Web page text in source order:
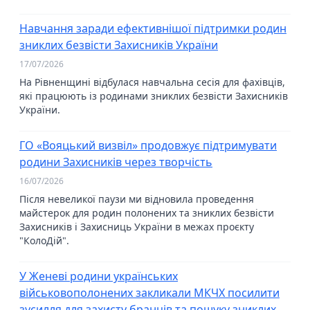
Навчання заради ефективнішої підтримки родин
зниклих безвісти Захисників України
17/07/2026
На Рівненщині відбулася навчальна сесія для фахівців,
які працюють із родинами зниклих безвісти Захисників
України.
ГО «Вояцький визвіл» продовжує підтримувати
родини Захисників через творчість
16/07/2026
Після невеликої паузи ми відновила проведення
майстерок для родин полонених та зниклих безвісти
Захисників і Захисниць України в межах проєкту
"КолоДій".
У Женеві родини українських
військовополонених закликали МКЧХ посилити